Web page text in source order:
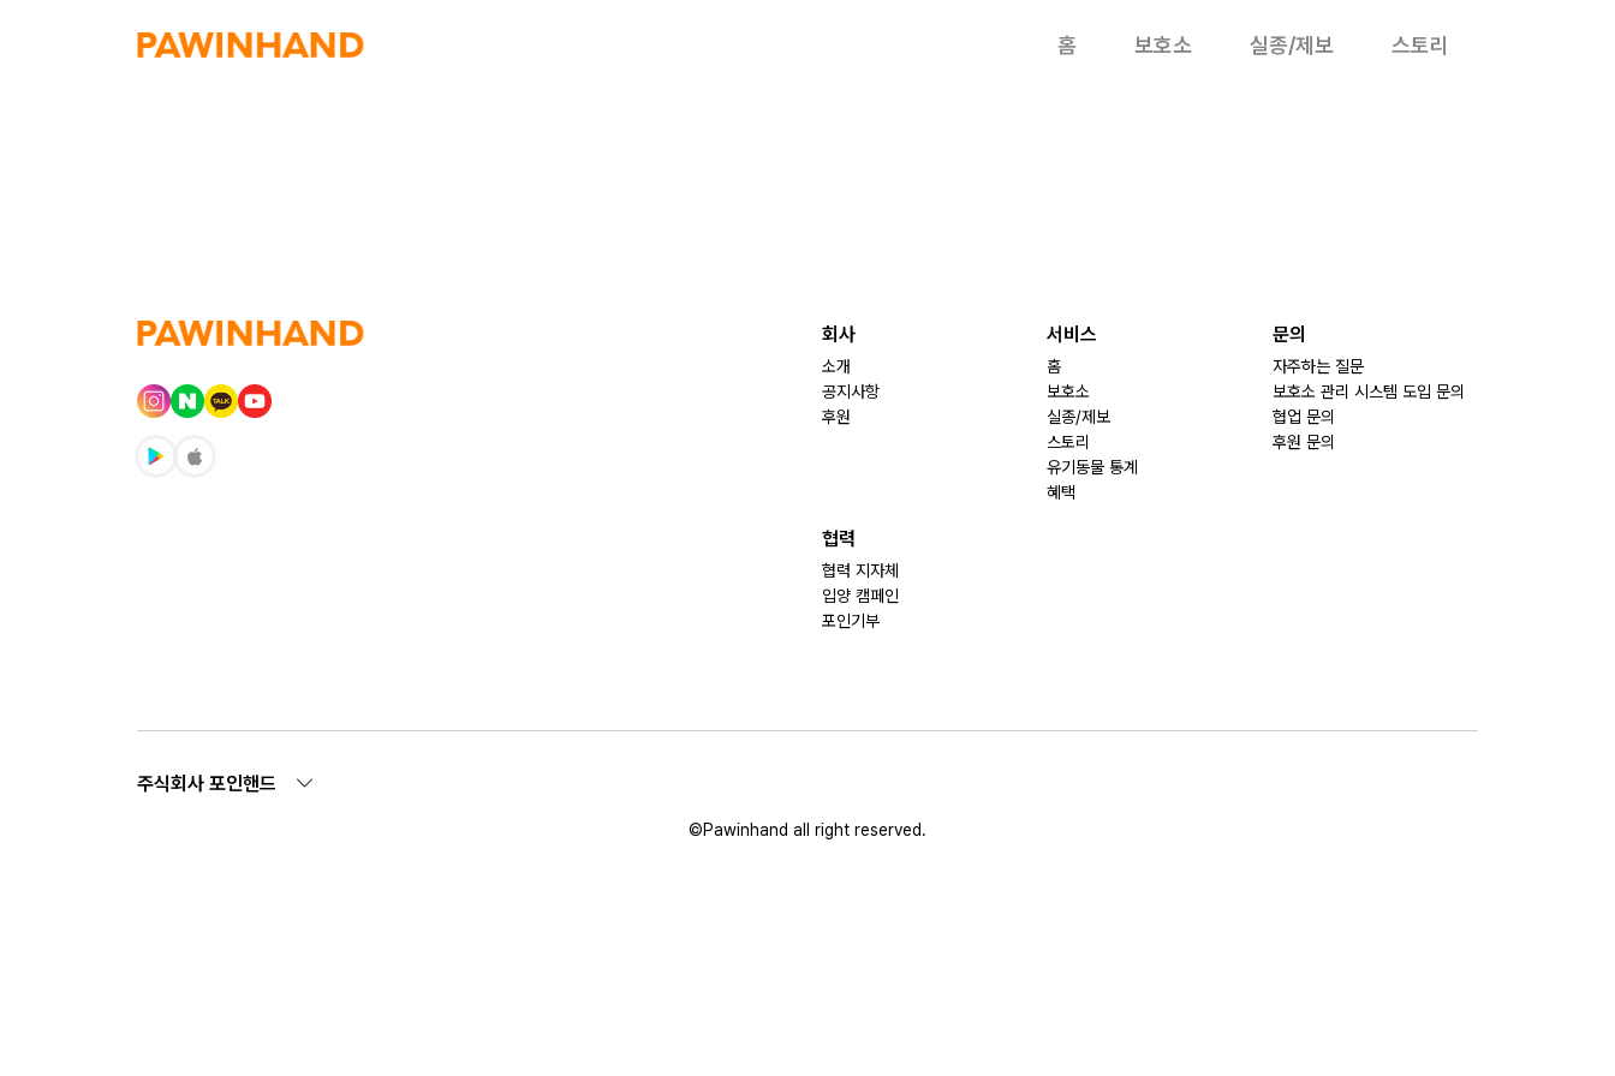
홈 보호소 실종/제보 스토리
회사
소개
공지사항
후원
서비스
홈
보호소
실종/제보
스토리
유기동물 통계
혜택
문의
자주하는 질문
보호소 관리 시스템 도입 문의
협업 문의
후원 문의
협력
협력 지자체
입양 캠페인
포인기부
주식회사 포인핸드
©Pawinhand all right reserved.